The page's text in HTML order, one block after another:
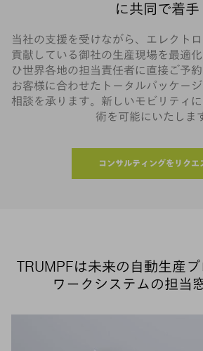
に共同で着手
当社の支援を受けながら、エレクト
貢献している御社の生産現場を最適
ひ世界各地の担当責任者に直接ご予約
お客様に合わせたトータルパッケー
相談を承ります。新しいモビリティ
術を可能にいたしま
コンサルティングをリクエ
TRUMPFは未来の自動生産
ワークシステムの担当